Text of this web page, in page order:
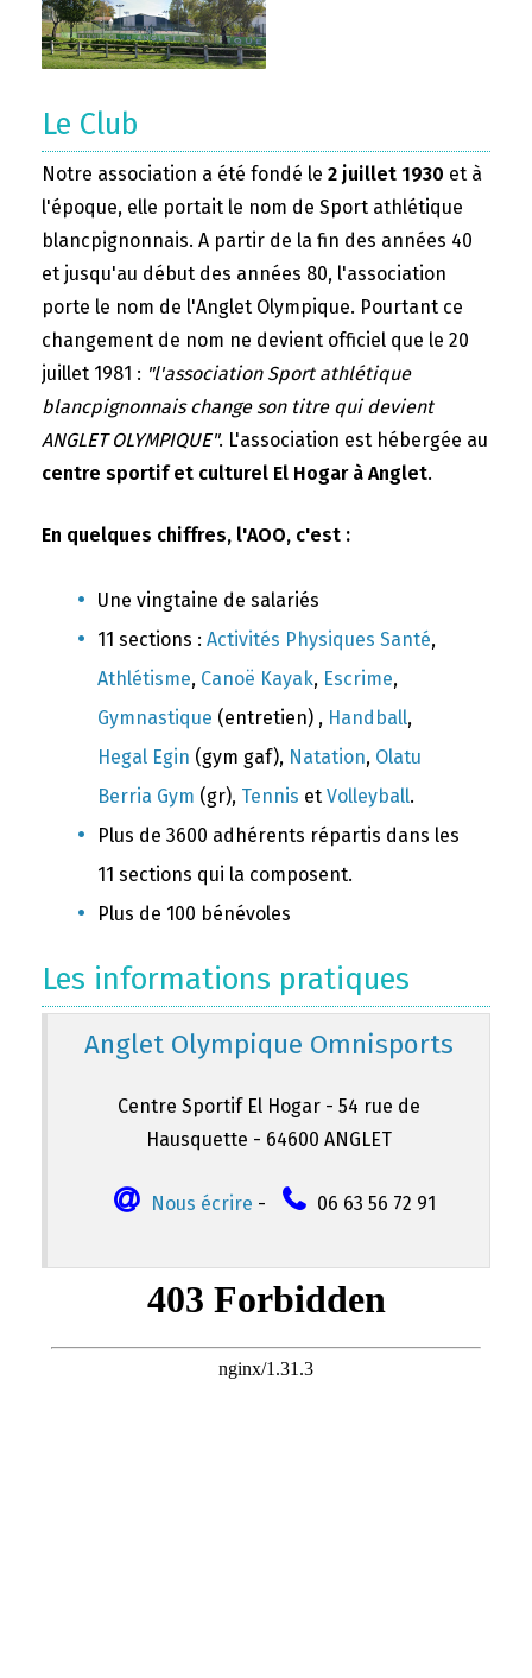
Le Club
Notre association a été fondé le 2 juillet 1930 et à
l'époque, elle portait le nom de Sport athlétique
blancpignonnais. A partir de la fin des années 40
et jusqu'au début des années 80, l'association
porte le nom de l'Anglet Olympique. Pourtant ce
changement de nom ne devient officiel que le 20
juillet 1981 : "l'association Sport athlétique
blancpignonnais change son titre qui devient
ANGLET OLYMPIQUE". L'association est hébergée au
centre sportif et culturel El Hogar à Anglet.
En quelques chiffres, l'AOO, c'est :
Une vingtaine de salariés
11 sections : Activités Physiques Santé,
Athlétisme, Canoë Kayak, Escrime,
Gymnastique (entretien) , Handball,
Hegal Egin (gym gaf), Natation, Olatu
Berria Gym (gr), Tennis et Volleyball.
Plus de 3600 adhérents répartis dans les
11 sections qui la composent.
Plus de 100 bénévoles
Les informations pratiques
Anglet Olympique Omnisports
Centre Sportif El Hogar - 54 rue de
Hausquette - 64600 ANGLET
Nous écrire - 06 63 56 72 91